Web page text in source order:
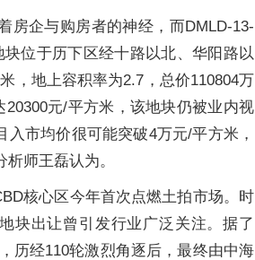
房企与购房者的神经，而DMLD-13-
位于历下区经十路以北、华阳路以
，地上容积率为2.7，总价110804万
元/平方米，该地块仍被业内视
市均价很可能突破4万元/平方米，
师王磊认为。
核心区今年首次点燃土拍市场。时
块出让曾引发行业广泛关注。据了
历经110轮激烈角逐后，最终由中海